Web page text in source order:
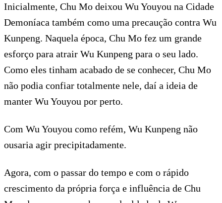
Inicialmente, Chu Mo deixou Wu Youyou na Cidade
Demoníaca também como uma precaução contra Wu
Kunpeng. Naquela época, Chu Mo fez um grande
esforço para atrair Wu Kunpeng para o seu lado.
Como eles tinham acabado de se conhecer, Chu Mo
não podia confiar totalmente nele, daí a ideia de
manter Wu Youyou por perto.
Com Wu Youyou como refém, Wu Kunpeng não
ousaria agir precipitadamente.
Agora, com o passar do tempo e com o rápido
crescimento da própria força e influência de Chu